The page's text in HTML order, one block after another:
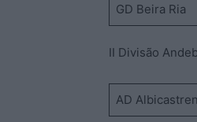
GD Beira Ria
II Divisão
AD